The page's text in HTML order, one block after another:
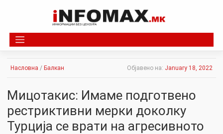
Насловна / Балкан Објавено на: January 18, 2022
Мицотакис: Имаме подготвено
рестриктивни мерки доколку
Турција се врати на агресивното